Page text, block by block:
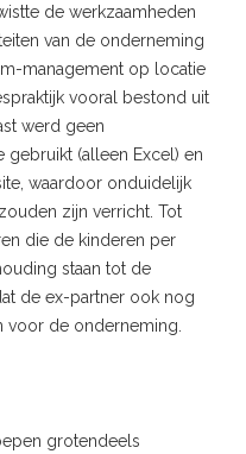
de werkzaamheden
van de onderneming
management op locatie
vooral bestond uit
werd geen
(alleen Excel) en
waardoor onduidelijk
zijn verricht. Tot
die de kinderen per
staan tot de
de ex-partner ook nog
voor de onderneming.
grotendeels